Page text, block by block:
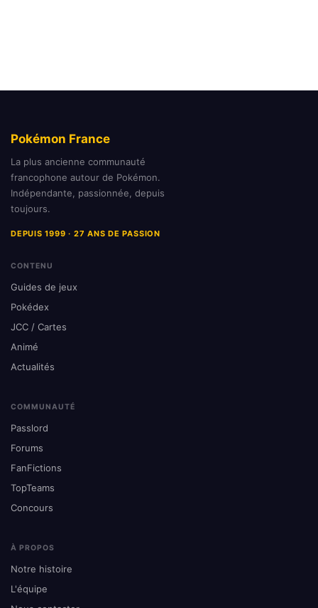
Pokémon France
La plus ancienne communauté
francophone autour de Pokémon.
Indépendante, passionnée, depuis
toujours.
DEPUIS 1999 · 27 ANS DE PASSION
CONTENU
Guides de jeux
Pokédex
JCC / Cartes
Animé
Actualités
COMMUNAUTÉ
Passlord
Forums
FanFictions
TopTeams
Concours
À PROPOS
Notre histoire
L'équipe